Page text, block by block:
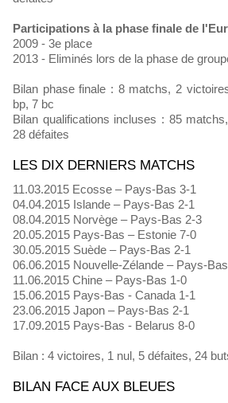
Participations à la phase finale de
2009 - 3e place
2013 - Eliminés lors de la phase de
Bilan phase finale : 8 matchs, 2
bp, 7 bc
Bilan qualifications incluses : 85
28 défaites
LES DIX DERNIERS MATCHS
11.03.2015 Ecosse – Pays-Bas 3-1
04.04.2015 Islande – Pays-Bas 2-1
08.04.2015 Norvège – Pays-Bas 2-3
20.05.2015 Pays-Bas – Estonie 7-0
30.05.2015 Suède – Pays-Bas 2-1
06.06.2015 Nouvelle-Zélande – Pays-
11.06.2015 Chine – Pays-Bas 1-0
15.06.2015 Pays-Bas - Canada 1-1
23.06.2015 Japon – Pays-Bas 2-1
17.09.2015 Pays-Bas - Belarus 8-0
Bilan : 4 victoires, 1 nul, 5 défaites, 24
BILAN FACE AUX BLEUES